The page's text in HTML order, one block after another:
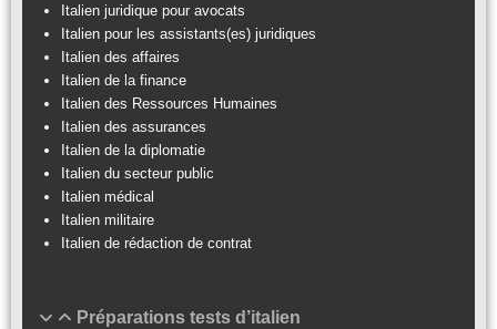
Italien juridique pour avocats
Italien pour les assistants(es) juridiques
Italien des affaires
Italien de la finance
Italien des Ressources Humaines
Italien des assurances
Italien de la diplomatie
Italien du secteur public
Italien médical
Italien militaire
Italien de rédaction de contrat
Préparations tests d’italien